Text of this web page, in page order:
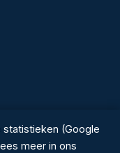
(Google
meer in ons